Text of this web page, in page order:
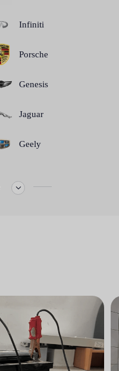
Infiniti
Porsche
Genesis
Jaguar
Geely